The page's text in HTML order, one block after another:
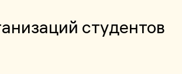
студентов